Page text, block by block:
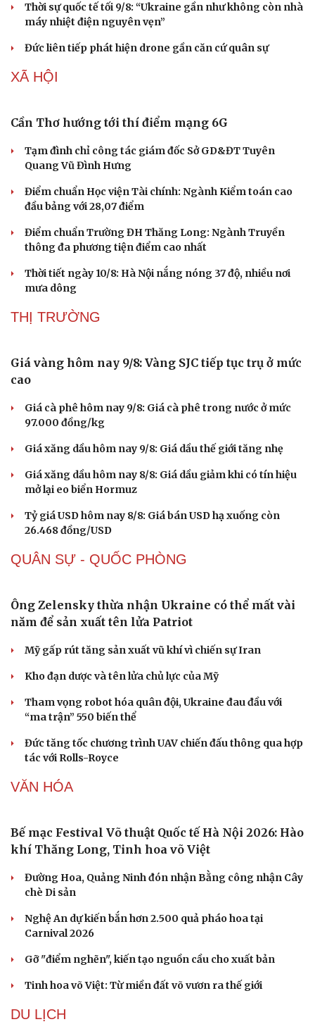
Sức khỏe
Dinh dưỡng - món ngon
Cây thuốc
Sản phụ khoa
Nam khoa
Làm đẹp - giảm cân
Ăn sạch sống khỏe
Đời sống
Blog
Tình yêu - Gia đình
Thời sự quốc tế tối 9/8: “Ukraine gần như không còn nhà
máy nhiệt điện nguyên vẹn”
Đức liên tiếp phát hiện drone gần căn cứ quân sự
XÃ HỘI
Cần Thơ hướng tới thí điểm mạng 6G
Quang Vũ Đình Hưng
đầu bảng với 28,07 điểm
Điểm chuẩn Trường ĐH Thăng Long: Ngành Truyền
Thời tiết ngày 10/8: Hà Nội nắng nóng 37 độ, nhiều nơi
THỊ TRƯỜNG
cao
Giá cà phê hôm nay 9/8: Giá cà phê trong nước ở mức
97.000 đồng/kg
Giá xăng dầu hôm nay 9/8: Giá dầu thế giới tăng nhẹ
Giá xăng dầu hôm nay 8/8: Giá dầu giảm khi có tín hiệu
mở lại eo biển Hormuz
26.468 đồng/USD
QUÂN SỰ - QUỐC PHÒNG
Ông Zelensky thừa nhận Ukraine có thể mất vài
năm để sản xuất tên lửa Patriot
Mỹ gấp rút tăng sản xuất vũ khí vì chiến sự Iran
Kho đạn dược và tên lửa chủ lực của Mỹ
“ma trận” 550 biến thể